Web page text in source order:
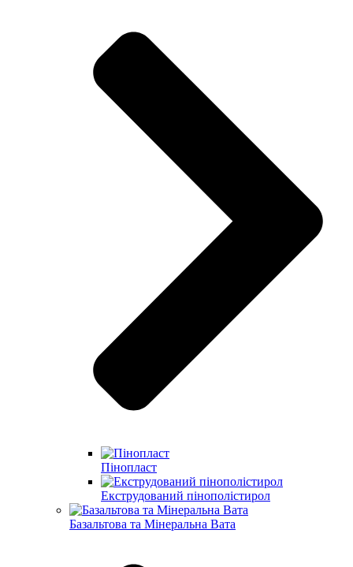
Пінопласт
Екструдований пінополістирол
Базальтова та Мінеральна Вата